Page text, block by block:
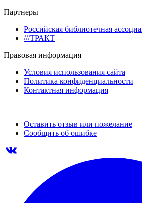
Партнеры
Российская библиотечная
///ТРАКТ
Правовая информация
Условия использования сайта
Политика конфиденциальности
Контактная информация
Оставить отзыв или пожелание
Сообщить об ошибке